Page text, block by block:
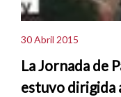
30 Abril 2015
La Jornada de
estuvo dirigida